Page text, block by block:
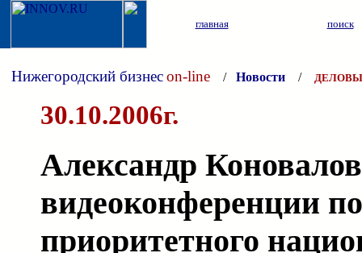
главная поиск
Нижегородский бизнесon-line / Новости /
30.10.2006г.
Александр
видеоконференции
приоритетного